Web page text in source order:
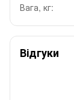
Вага, кг:
Відгуки